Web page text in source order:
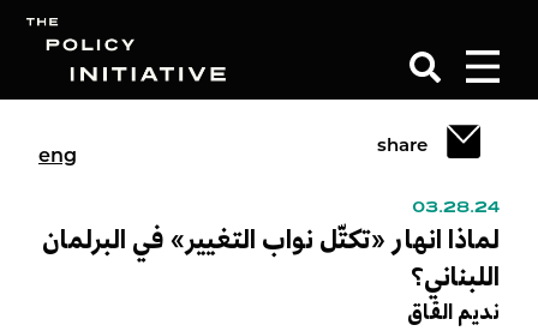
eng
share
03.28.24
لماذا انهار «تكتّل نواب التغيير» في البرلمان
اللبناني؟
نديم القاق
Search